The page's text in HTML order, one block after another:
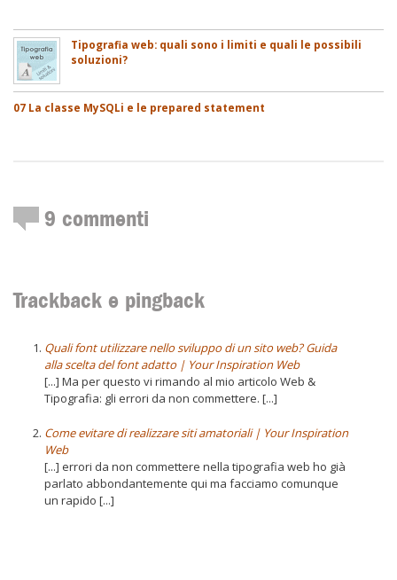
Tipografia web: quali sono i limiti e quali le possibili
soluzioni?
07 La classe MySQLi e le prepared statement
9 commenti
Trackback e pingback
Quali font utilizzare nello sviluppo di un sito web? Guida
alla scelta del font adatto | Your Inspiration Web
[...] Ma per questo vi rimando al mio articolo Web &
Tipografia: gli errori da non commettere. [...]
Come evitare di realizzare siti amatoriali | Your Inspiration
Web
[...] errori da non commettere nella tipografia web ho già
parlato abbondantemente qui ma facciamo comunque
un rapido [...]